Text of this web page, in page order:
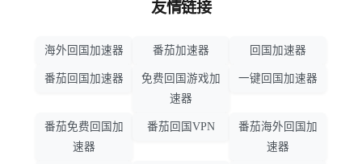
友情链接
海外回国加速器 番茄加速器 回国加速器
番茄回国加速器
免费回国游戏加
速器
一键回国加速器
番茄免费回国加
速器
番茄回国VPN
番茄海外回国加
速器